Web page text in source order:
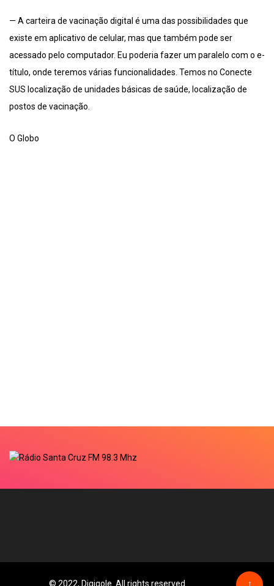
— A carteira de vacinação digital é uma das possibilidades que
existe em aplicativo de celular, mas que também pode ser
acessado pelo computador. Eu poderia fazer um paralelo com o e-
título, onde teremos várias funcionalidades. Temos no Conecte
SUS localização de unidades básicas de saúde, localização de
postos de vacinação.
O Globo
© 2022, Digiqole. All rights reserved ↑